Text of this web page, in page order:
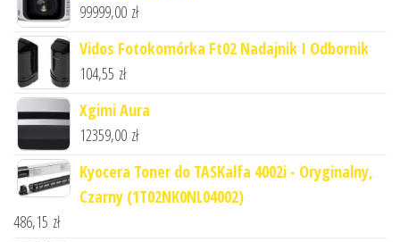
99999,00 zł
Vidos Fotokomórka Ft02 Nadajnik I Odbornik
104,55 zł
Xgimi Aura
12359,00 zł
Kyocera Toner do TASKalfa 4002i - Oryginalny,
Czarny (1T02NK0NL04002)
486,15 zł